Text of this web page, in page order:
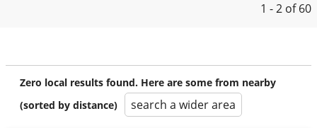
1 - 2 of 60
Zero local results found. Here are some from nearby
(sorted by distance)
search a wider area